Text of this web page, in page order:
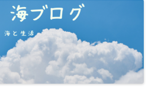
ツ
へ
ス
キ
ッ
プ